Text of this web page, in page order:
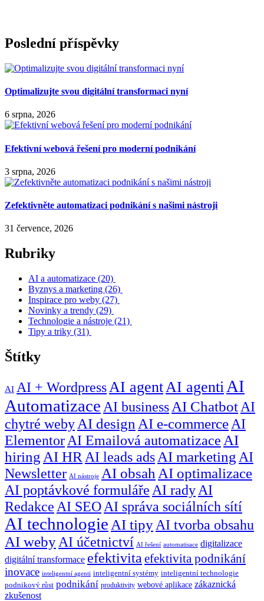
Poslední příspěvky
Optimalizujte svou digitální transformaci nyní
6 srpna, 2026
Efektivní webová řešení pro moderní podnikání
3 srpna, 2026
Zefektivněte automatizaci podnikání s našimi nástroji
31 července, 2026
Rubriky
AI a automatizace (20)
Byznys a marketing (26)
Inspirace pro weby (27)
Novinky a trendy (29)
Technologie a nástroje (21)
Tipy a triky (31)
Štítky
AI AI + WordpressAI agentAI agenti AI
Automatizace AI business AI Chatbot AI
chytré weby AI design AI e-commerce AI
Elementor AI Emailová automatizace AI
hiring AI HR AI leads ads AI marketing AI
Newsletter AI nástroje AI obsah AI optimalizace
AI poptávkové formuláře AI rady AI
Redakce AI SEO AI správa sociálních sítí
AI technologie AI tipy AI tvorba obsahu
AI weby AI účetnictví AI řešení automatisace digitalizace
digitální transformace efektivita efektivita podnikání
inovace inteligentní agenti inteligentní systémy inteligentní technologie
podnikový růst podnikání produktivity webové aplikace zákaznická
zkušenost